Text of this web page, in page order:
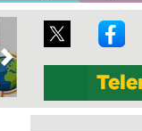
Next